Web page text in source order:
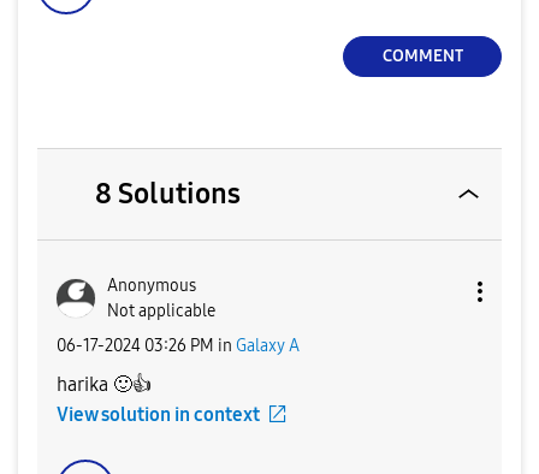
COMMENT
8 Solutions
Anonymous
Not applicable
‎06-17-2024 03:26 PM in Galaxy A
harika 🙂👍
View solution in context